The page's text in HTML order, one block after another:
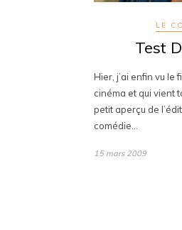
LE
Test
Hier, j’ai enfin vu le
cinéma et qui vient
petit aperçu de
comédie…
15 mars 2009